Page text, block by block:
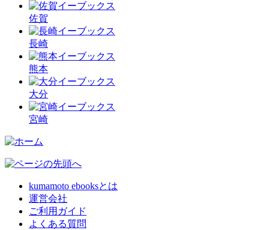
佐賀
長崎
熊本
大分
宮崎
kumamoto ebooksとは
運営会社
ご利用ガイド
よくある質問